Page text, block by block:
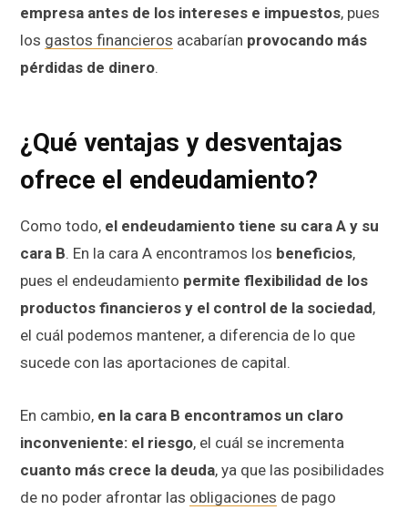
empresa antes de los intereses e impuestos, pues
los gastos financieros acabarían provocando más
pérdidas de dinero.
¿Qué ventajas y desventajas
ofrece el endeudamiento?
Como todo, el endeudamiento tiene su cara A y su
cara B. En la cara A encontramos los beneficios,
pues el endeudamiento permite flexibilidad de los
productos financieros y el control de la sociedad,
el cuál podemos mantener, a diferencia de lo que
sucede con las aportaciones de capital.
En cambio, en la cara B encontramos un claro
inconveniente: el riesgo, el cuál se incrementa
cuanto más crece la deuda, ya que las posibilidades
de no poder afrontar las obligaciones de pago